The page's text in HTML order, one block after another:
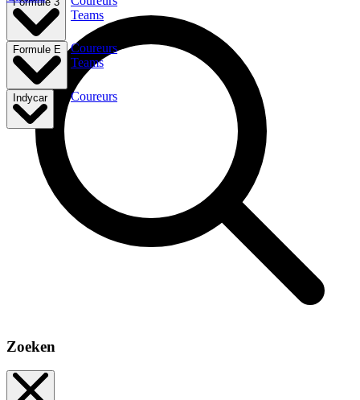
Teams
Formule E
Coureurs
Teams
Indycar Coureurs
Zoeken